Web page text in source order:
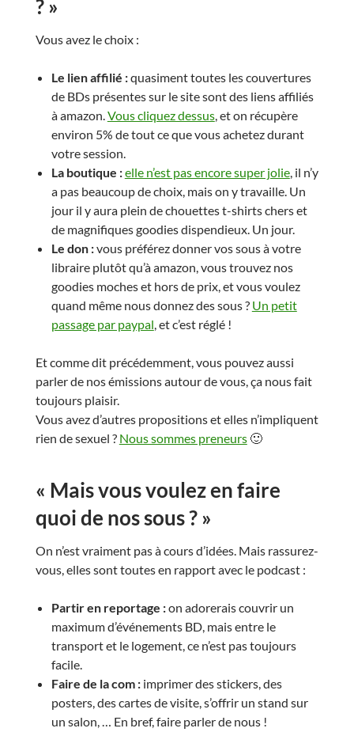
? »
Vous avez le choix :
Le lien affilié :quasiment toutes les couvertures
de BDs présentes sur le site sont des liens affiliés
à amazon.Vous cliquez dessus, et on récupère
environ 5% de tout ce que vous achetez durant
votre session.
La boutique :elle n’est pas encore super jolie, il n’y
a pas beaucoup de choix, mais on y travaille. Un
jour il y aura plein de chouettes t-shirts chers et
de magnifiques goodies dispendieux. Un jour.
Le don :vous préférez donner vos sous à votre
libraire plutôt qu’à amazon, vous trouvez nos
goodies moches et hors de prix, et vous voulez
quand même nous donnez des sous ? Un petit
passage par paypal, et c’est réglé !
Et comme dit précédemment, vous pouvez aussi
parler de nos émissions autour de vous, ça nous fait
toujours plaisir.
Vous avez d’autres propositions et elles n’impliquent
rien de sexuel ? Nous sommes preneurs🙂
« Mais vous voulez en faire
quoi de nos sous ? »
On n’est vraiment pas à cours d’idées. Mais rassurez-
vous, elles sont toutes en rapport avec le podcast :
Partir en reportage :on adorerais couvrir un
maximum d’événements BD, mais entre le
transport et le logement, ce n’est pas toujours
facile.
Faire de la com :imprimer des stickers, des
posters, des cartes de visite, s’offrir un stand sur
un salon, … En bref, faire parler de nous !